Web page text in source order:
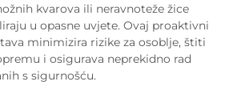
kvarova ili neravnoteže žice
u opasne uvjete. Ovaj proaktivni
minimizira rizike za osoblje, štiti
i osigurava neprekidno rad
s sigurnošću.